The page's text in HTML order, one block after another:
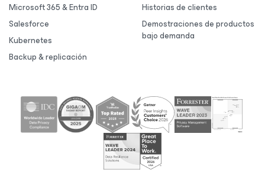
Microsoft 365 & Entra ID
Salesforce
Kubernetes
Backup & replicación
Historias de clientes
Demostraciones de productos
bajo demanda